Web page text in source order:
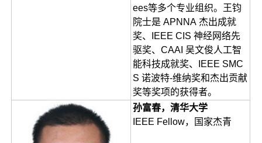
ees等多个专业组织。王钧
院士是 APNNA 杰出成就
奖、IEEE CIS 神经网络先
驱奖、CAAI 吴文俊人工智
能科技成就奖、IEEE SMC
S 诺波特-维纳奖和杰出贡献
奖等奖项的获得者。
孙富春，清华大学
IEEE Fellow，国家杰青